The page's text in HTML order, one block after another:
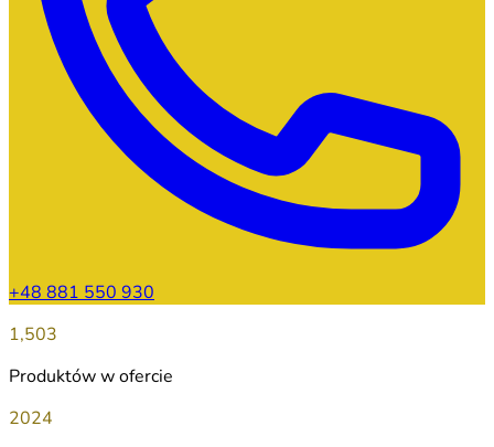
+48 881 550 930
1,503
Produktów w ofercie
2024